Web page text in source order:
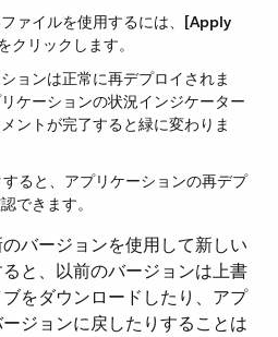
ァイルを使用するには、​ [Apply
クリックします。
ョンは正常に再デプロイされま
ケーションの状況インジケーター
ントが完了すると緑に変わりま
すると、アプリケーションの再デプ
できます。
バージョンを使用して新しい
と、以前のバージョンは上書
をダウンロードしたり、アプ
ジョンに戻したりすることは